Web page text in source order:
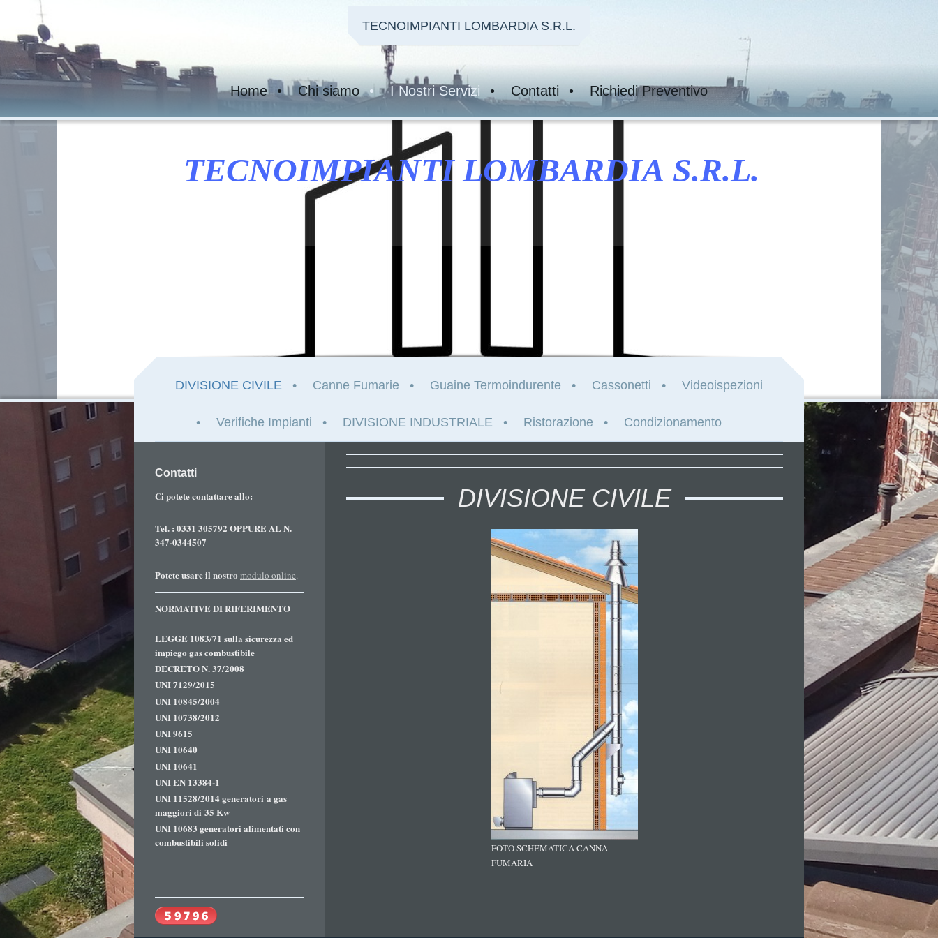
TECNOIMPIANTI LOMBARDIA S.R.L.
Home Chi siamo I Nostri Servizi Contatti Richiedi Preventivo
TECNOIMPIANTI LOMBARDIA S.R.L.
DIVISIONE CIVILE Canne Fumarie Guaine Termoindurente Cassonetti Videoispezioni
Verifiche Impianti DIVISIONE INDUSTRIALE Ristorazione Condizionamento
DIVISIONE CIVILE
FOTO SCHEMATICA CANNA
FUMARIA
Contatti
Ci potete contattare allo:
Tel. : 0331 305792 OPPURE AL N.
347-0344507
Potete usare il nostro modulo online.
NORMATIVE DI RIFERIMENTO
LEGGE 1083/71 sulla sicurezza ed
impiego gas combustibile
DECRETO N. 37/2008
UNI 7129/2015
UNI 10845/2004
UNI 10738/2012
UNI 9615
UNI 10640
UNI 10641
UNI EN 13384-1
UNI 11528/2014 generatori a gas
maggiori di 35 Kw
UNI 10683 generatori alimentati con
combustibili solidi